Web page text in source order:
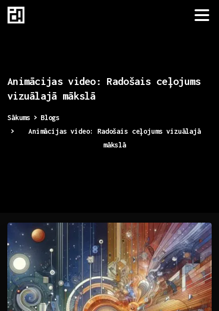
Animācijas video: Radošais ceļojums
vizuālajā mākslā
Sākums
Blogs
Animācijas video: Radošais ceļojums vizuālajā
mākslā